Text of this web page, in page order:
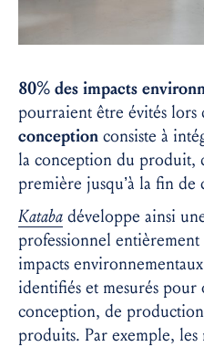
80% des impacts
pourraient être évités lors
conception consiste à
la conception du produit,
première jusqu’à la fin
Kataba développe ainsi
professionnel
impacts
identifiés et mesurés
conception, de
produits. Par exemple, les